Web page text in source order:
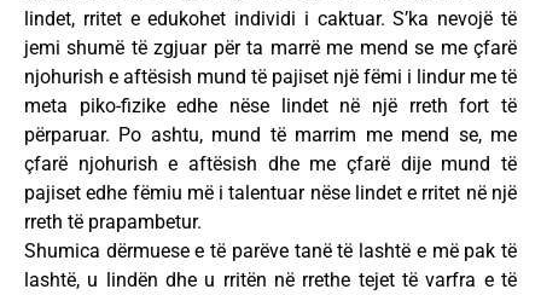
lindet, rritet e edukohet individi i caktuar. S’ka nevojë të
jemi shumë të zgjuar për ta marrë me mend se me çfarë
njohurish e aftësish mund të pajiset një fëmi i lindur me të
meta piko-fizike edhe nëse lindet në një rreth fort të
përparuar. Po ashtu, mund të marrim me mend se, me
çfarë njohurish e aftësish dhe me çfarë dije mund të
pajiset edhe fëmiu më i talentuar nëse lindet e rritet në një
rreth të prapambetur.
Shumica dërmuese e të parëve tanë të lashtë e më pak të
lashtë, u lindën dhe u rritën në rrethe tejet të varfra e të